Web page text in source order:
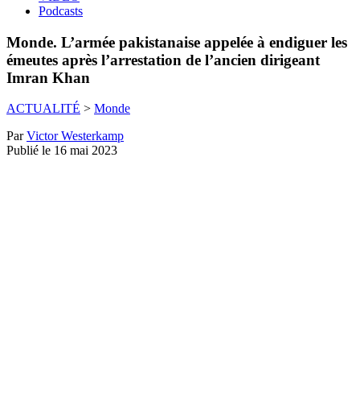
Podcasts
Monde. L’armée pakistanaise appelée à endiguer les
émeutes après l’arrestation de l’ancien dirigeant
Imran Khan
ACTUALITÉ > Monde
ParVictor Westerkamp
Publié le 16 mai 2023